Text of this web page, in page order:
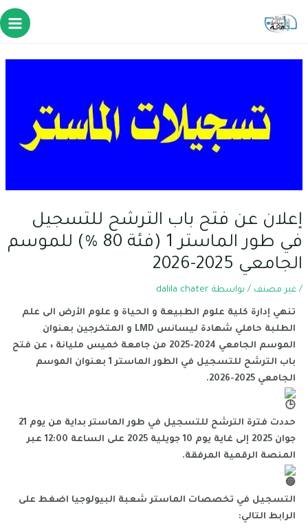
إعلان عن فتح باب الترشح للتسجيل
في طور الماستر 1 (فئة 80 %) للموسم
الجامعي 2025-2026
/ غير مصنف / بواسطة dalila chater
تنهي إدارة كلية علوم الطبيعة و الحياة و علوم الأرض الى علم
الطلبة حاملي شهادة ليسانس LMD و المتخرجين بعنوان
الموسم الجامعي 2024-2025 من جامعة خميس مليانة ، عن فتح
باب الترشح للتسجيل في الطور الماستر 1 بعنوان الموسم
الجامعي 2025-2026.
حددت فترة الترشح للتسجيل في طور الماستر بداية من يوم 21
جوان 2025 إلى غاية يوم 10 جويلية 2025 على الساعة 12:00 عبر
المنصة الرقمية المرفقة.
التسجيل في تخصصات الماستر شعبة البيولوجيا اضغط على
الرابط التالي: